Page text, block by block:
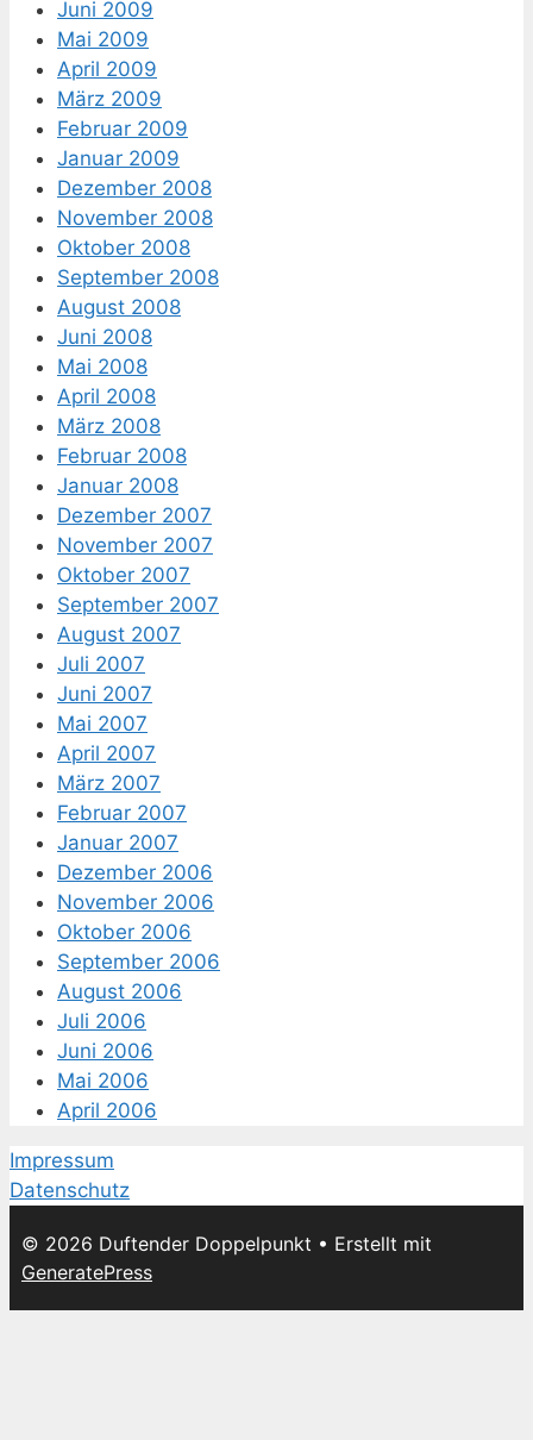
Juni 2009
Mai 2009
April 2009
März 2009
Februar 2009
Januar 2009
Dezember 2008
November 2008
Oktober 2008
September 2008
August 2008
Juni 2008
Mai 2008
April 2008
März 2008
Februar 2008
Januar 2008
Dezember 2007
November 2007
Oktober 2007
September 2007
August 2007
Juli 2007
Juni 2007
Mai 2007
April 2007
März 2007
Februar 2007
Januar 2007
Dezember 2006
November 2006
Oktober 2006
September 2006
August 2006
Juli 2006
Juni 2006
Mai 2006
April 2006
Impressum
Datenschutz
© 2026 Duftender Doppelpunkt • Erstellt mit
GeneratePress